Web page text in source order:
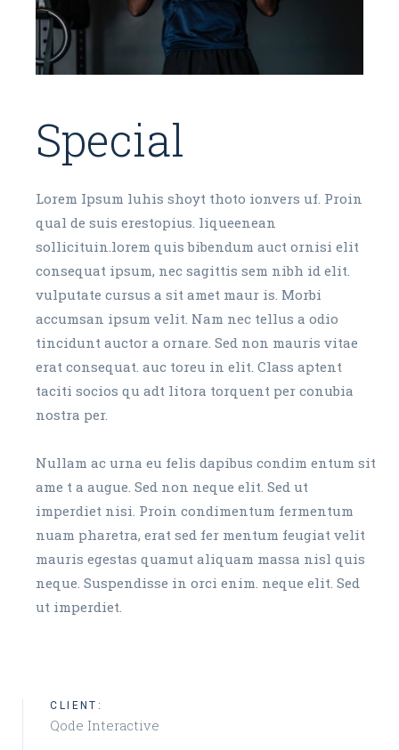
Special
Lorem Ipsum luhis shoyt thoto ionvers uf. Proin
qual de suis erestopius. liqueenean
sollicituin.lorem quis bibendum auct ornisi elit
consequat ipsum, nec sagittis sem nibh id elit.
vulputate cursus a sit amet maur is. Morbi
accumsan ipsum velit. Nam nec tellus a odio
tincidunt auctor a ornare. Sed non mauris vitae
erat consequat. auc toreu in elit. Class aptent
taciti socios qu adt litora torquent per conubia
nostra per.
Nullam ac urna eu felis dapibus condim entum sit
ame t a augue. Sed non neque elit. Sed ut
imperdiet nisi. Proin condimentum fermentum
nuam pharetra, erat sed fer mentum feugiat velit
mauris egestas quamut aliquam massa nisl quis
neque. Suspendisse in orci enim. neque elit. Sed
ut imperdiet.
CLIENT:
Qode Interactive